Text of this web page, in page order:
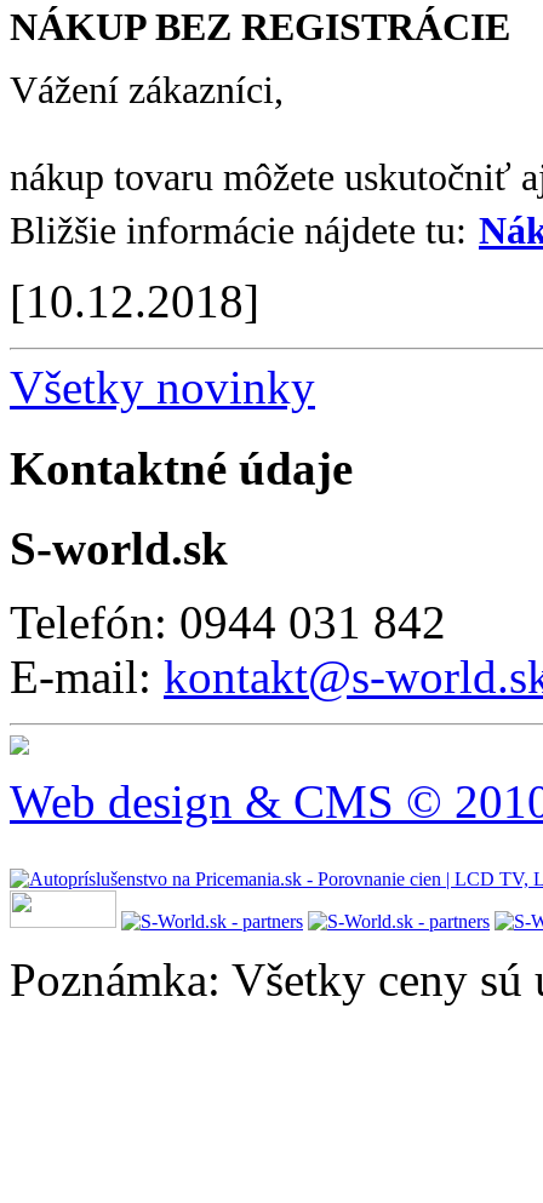
NÁKUP BEZ REGISTRÁCIE
Vážení zákazníci,
nákup tovaru môžete uskutočniť
Bližšie informácie nájdete tu:
[10.12.2018]
Všetky novinky
Kontaktné údaje
S-world.sk
Telefón: 0944 031 842
E-mail: kontakt@s-
Web design & CMS ©
Poznámka: Všetky ceny sú